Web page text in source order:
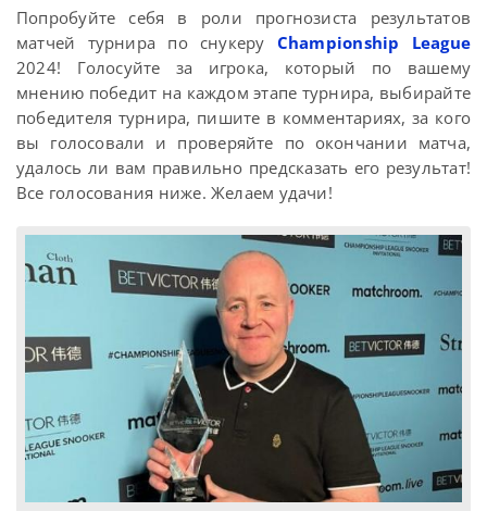
Попробуйте себя в роли прогнозиста результатов
матчей турнира по снукеру Championship League
2024! Голосуйте за игрока, который по вашему
мнению победит на каждом этапе турнира, выбирайте
победителя турнира, пишите в комментариях, за кого
вы голосовали и проверяйте по окончании матча,
удалось ли вам правильно предсказать его результат!
Все голосования ниже. Желаем удачи!